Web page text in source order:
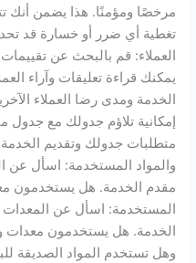
مرخصًا ومؤمنًا. هذا يضمن أنك
تغطية أي ضرر أو خسارة قد
العملاء: قم بالبحث عن تقييمات
يمكنك قراءة تعليقات وآراء
الخدمة ومدى رضا العملاء
إمكانية تلاؤم جدولك مع جدول
متطلبات جدولك وتقديم
والمواد المستخدمة: اسأل عن
مقدم الخدمة. هل يستخدمون
المستخدمة: اسأل عن المعدات
الخدمة. هل يستخدمون معدات
وهل تستخدم المواد الصديقة